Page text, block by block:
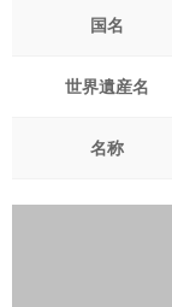
国名
世界遺産名
名称